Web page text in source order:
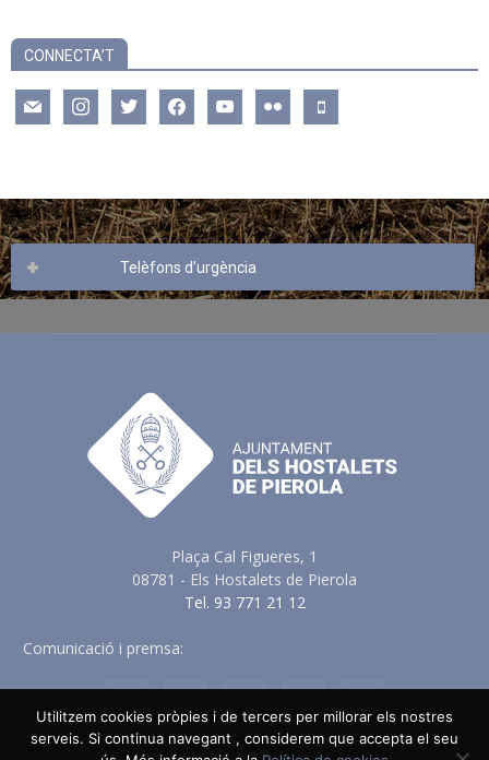
CONNECTA’T
mail instagramtwitter facebookyoutube flickr mobile
Telèfons d’urgència
Plaça Cal Figueres, 1
08781 - Els Hostalets de Pierola
Tel. 93 771 21 12
Comunicació i premsa:
Utilitzem cookies pròpies i de tercers per millorar els nostres
serveis. Si continua navegant , considerem que accepta el seu